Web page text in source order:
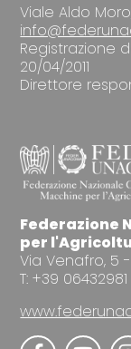
Viale Aldo
Registrazione
20/04/2011
Direttore
Federazione
per
Via Venafro, 5
T: +39